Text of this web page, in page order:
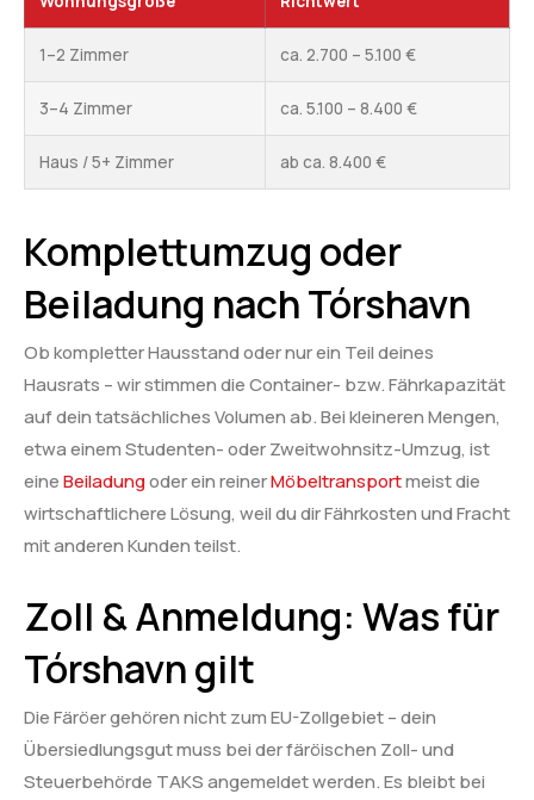
1–2 Zimmer ca. 2.700 – 5.100 €
3–4 Zimmer ca. 5.100 – 8.400 €
Haus / 5+ Zimmer ab ca. 8.400 €
Komplettumzug oder
Beiladung nach Tórshavn
Ob kompletter Hausstand oder nur ein Teil deines
Hausrats – wir stimmen die Container- bzw. Fährkapazität
auf dein tatsächliches Volumen ab. Bei kleineren Mengen,
etwa einem Studenten- oder Zweitwohnsitz-Umzug, ist
eineBeiladungoder ein reinerMöbeltransportmeist die
wirtschaftlichere Lösung, weil du dir Fährkosten und Fracht
mit anderen Kunden teilst.
Zoll & Anmeldung: Was für
Tórshavn gilt
Die Färöer gehören nicht zum EU-Zollgebiet – dein
Übersiedlungsgut muss bei der färöischen Zoll- und
Steuerbehörde TAKS angemeldet werden. Es bleibt bei